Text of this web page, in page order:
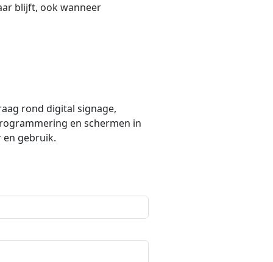
blijft, ook wanneer
rond digital signage,
en schermen in
en gebruik.